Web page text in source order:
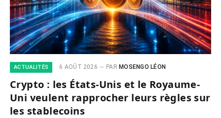
ACTUALITÉS 6 AOÛT 2026 PAR MOSENGO LÉON
Crypto : les États-Unis et le Royaume-
Uni veulent rapprocher leurs règles sur
les stablecoins